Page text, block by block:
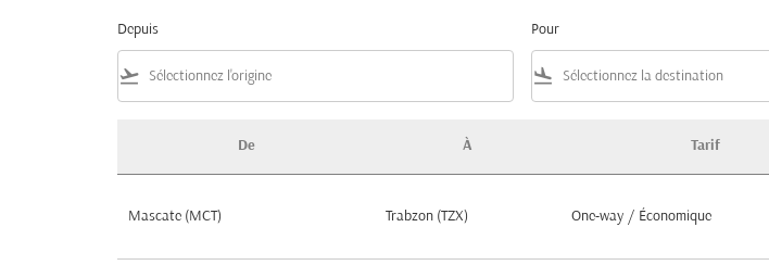
Depuis
flight_takeoff
Pour
flight_land
De À Tarif
Mascate (MCT) Trabzon (TZX) One-way / Économique